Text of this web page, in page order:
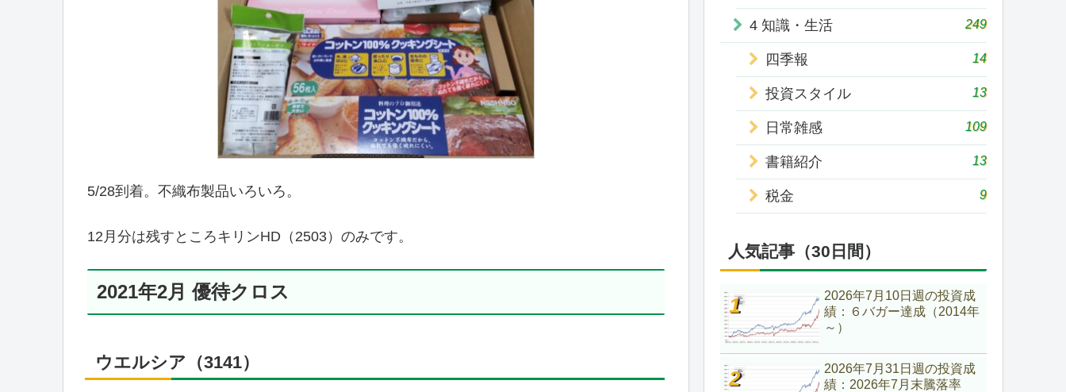
5/28到着。不織布製品いろいろ。
12月分は残すところキリンHD（2503）のみです。
2021年2月 優待クロス
ウエルシア（3141）
4 知識・生活 249
四季報 14
投資スタイル 13
日常雑感 109
書籍紹介 13
税金 9
人気記事（30日間）
2026年7月10日週の投資成
績：６バガー達成（2014年
～）
2026年7月31日週の投資成
績：2026年7月末騰落率